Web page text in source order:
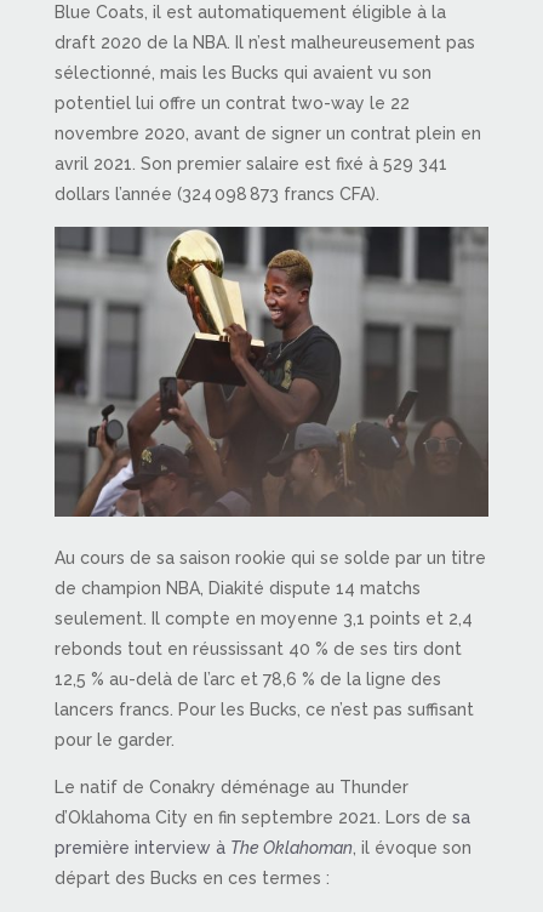
Blue Coats, il est automatiquement éligible à la
draft 2020 de la NBA. Il n’est malheureusement pas
sélectionné, mais les Bucks qui avaient vu son
potentiel lui offre un contrat two-way le 22
novembre 2020, avant de signer un contrat plein en
avril 2021. Son premier salaire est fixé à 529 341
dollars l’année (324 098 873 francs CFA).
Au cours de sa saison rookie qui se solde par un titre
de champion NBA, Diakité dispute 14 matchs
seulement. Il compte en moyenne 3,1 points et 2,4
rebonds tout en réussissant 40 % de ses tirs dont
12,5 % au-delà de l’arc et 78,6 % de la ligne des
lancers francs. Pour les Bucks, ce n’est pas suffisant
pour le garder.
Le natif de Conakry déménage au Thunder
d’Oklahoma City en fin septembre 2021. Lors de sa
première interview à The Oklahoman, il évoque son
départ des Bucks en ces termes :